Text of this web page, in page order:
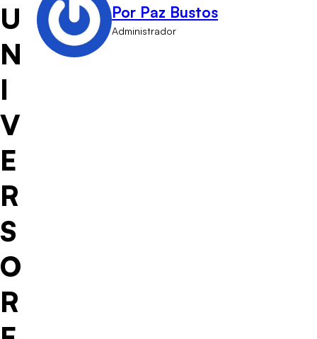
U
N
I
V
E
R
S
O
R
Por Paz Bustos
Administrador